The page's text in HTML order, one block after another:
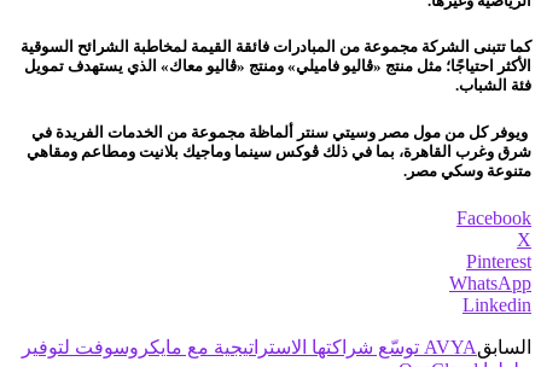
كما تتبنى الشركة مجموعة من المبادرات فائقة القيمة لمخاطبة الشرائح السوقية
الأكثر احتياجًا؛ مثل منتج «ڤاليو فاميلي» ومنتج «ڤاليو معاك» الذي يستهدف تمويل
فئة الشباب.
ويوفر كل من مول مصر وسيتي سنتر ألماظة مجموعة من الخدمات الفريدة في
شرق وغرب القاهرة، بما في ذلك ڤوكس سينما وماجيك بلانيت ومطاعم ومقاهي
متنوعة وسكي مصر.
Facebook
X
Pinterest
WhatsApp
Linkedin
السابق
AVYA توسّع شراكتها الاستراتيجية مع مايكروسوفت لتوفير